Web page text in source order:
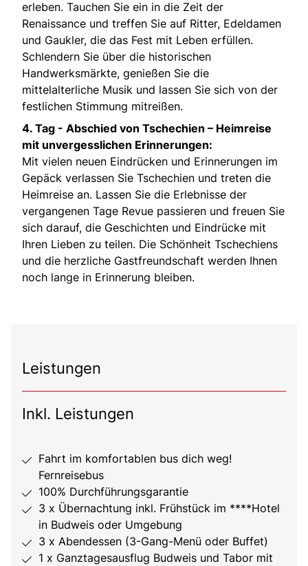
erleben. Tauchen Sie ein in die Zeit der
Renaissance und treffen Sie auf Ritter, Edeldamen
und Gaukler, die das Fest mit Leben erfüllen.
Schlendern Sie über die historischen
Handwerksmärkte, genießen Sie die
mittelalterliche Musik und lassen Sie sich von der
festlichen Stimmung mitreißen.
4. Tag - Abschied von Tschechien – Heimreise
mit unvergesslichen Erinnerungen:
Mit vielen neuen Eindrücken und Erinnerungen im
Gepäck verlassen Sie Tschechien und treten die
Heimreise an. Lassen Sie die Erlebnisse der
vergangenen Tage Revue passieren und freuen Sie
sich darauf, die Geschichten und Eindrücke mit
Ihren Lieben zu teilen. Die Schönheit Tschechiens
und die herzliche Gastfreundschaft werden Ihnen
noch lange in Erinnerung bleiben.
Leistungen
Inkl. Leistungen
Fahrt im komfortablen bus dich weg!
Fernreisebus
100% Durchführungsgarantie
3 x Übernachtung inkl. Frühstück im ****Hotel
in Budweis oder Umgebung
3 x Abendessen (3-Gang-Menü oder Buffet)
1 x Ganztagesausflug Budweis und Tabor mit